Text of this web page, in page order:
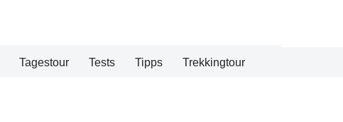
Tagestour Tests Tipps Trekkingtour